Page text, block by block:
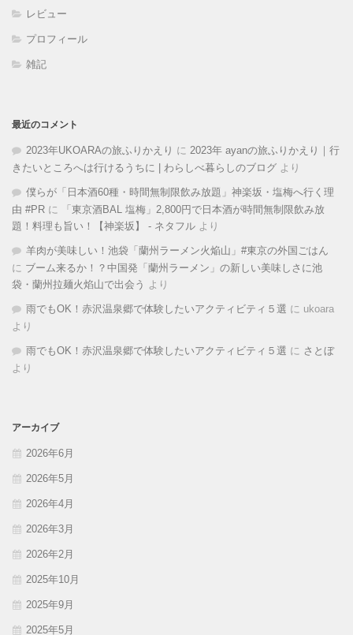
レビュー
プロフィール
雑記
最近のコメント
2023年UKOARAの旅ふりかえり に 2023年 ayanの旅ふりかえり｜行
きたいところへは行けるうちに | わらしべ暮らしのブログ より
僕らが「日本酒60種・時間無制限飲み放題」神楽坂・塩梅へ行く理
由 #PR に
「東京酒BAL 塩梅」2,800円で日本酒が時間無制限飲み放
題！料理も旨い！【神楽坂】 - ネタフル より
羊肉が美味しい！池袋「蘭州ラーメン火焔山」#東京の外国ごはん
に ブーム来るか！？中国発「蘭州ラーメン」の新しい美味しさに池
袋・蘭州拉麺火焰山で出会う より
雨でもOK！赤沢温泉郷で体験したいアクティビティ５選 に ukoara
より
雨でもOK！赤沢温泉郷で体験したいアクティビティ５選 に さとぼ
より
アーカイブ
2026年6月
2026年5月
2026年4月
2026年3月
2026年2月
2025年10月
2025年9月
2025年5月